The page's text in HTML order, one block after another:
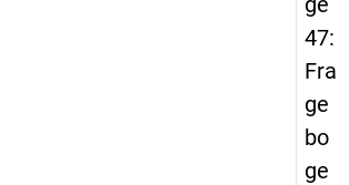
47:
Fra
ge
bo
ge